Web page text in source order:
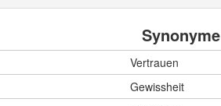
Synonyme
Vertrauen
Gewissheit